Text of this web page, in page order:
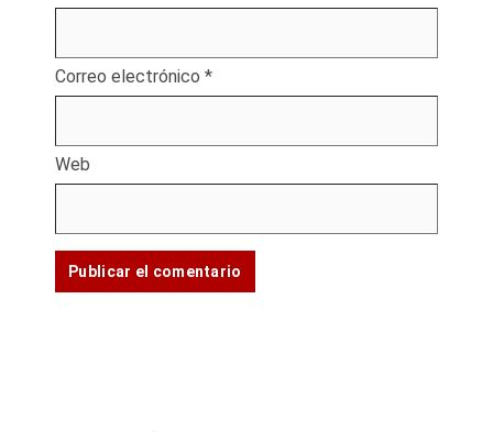
Correo electrónico *
Web